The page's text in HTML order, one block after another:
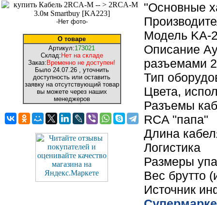
-Нет фото-
О товаре
Артикул:173021
Склад: Нет на складе
Заказ: Временно не доступен!
Было 24.07.26 , уточнить
доступность или оставить
заявку на отсутствующий товар
вы можете через наших
менеджеров
"Основные
Модель KA-
Описание
разъемами
Тип
Цвета,
Разъемы
RCA "папа"
Длина
Логистика
Размеры
Вес брутто
Источник